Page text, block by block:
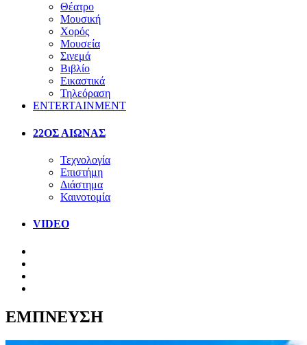
Θέατρο
Μουσική
Χορός
Μουσεία
Σινεμά
Βιβλίο
Εικαστικά
Τηλεόραση
ENTERTAINMENT
22ΟΣ ΑΙΩΝΑΣ
Τεχνολογία
Επιστήμη
Διάστημα
Καινοτομία
VIDEO
ΕΜΠΝΕΥΣΗ